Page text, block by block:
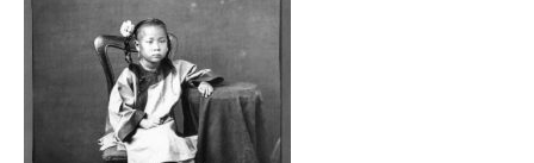
un craniu de
dinozaur Mongoliei
Mulţi soldaţi
canadieni sunt